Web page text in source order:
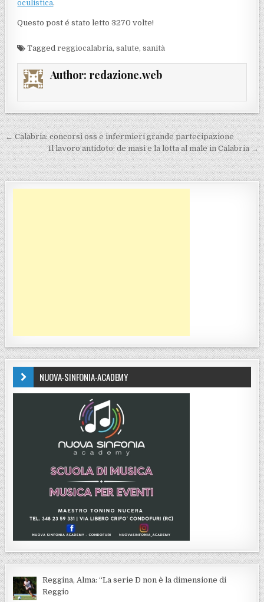
oculistica.
Questo post é stato letto 3270 volte!
Taggedreggiocalabria,salute,sanità
Author: redazione.web
Navigazione articoli
← Calabria: concorsi oss e infermieri grande partecipazione
Il lavoro antidoto: de masi e la lotta al male in Calabria →
NUOVA-SINFONIA-ACADEMY
Reggina, Alma: “La serie D non è la dimensione di
Reggio